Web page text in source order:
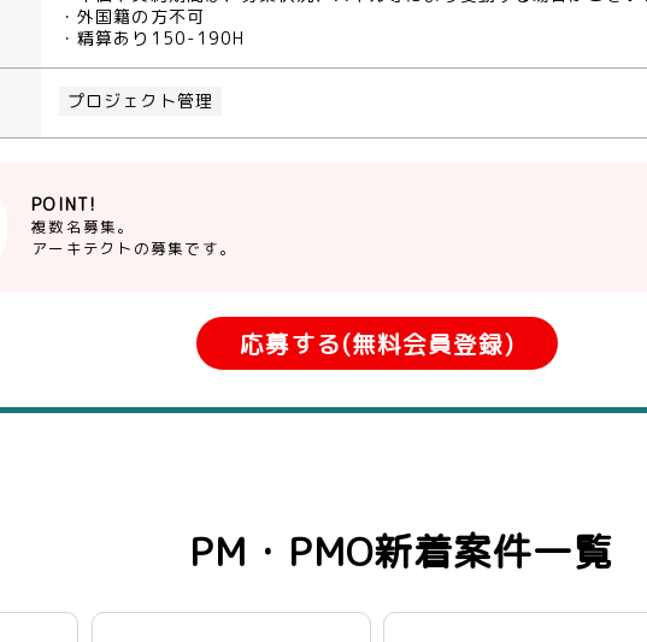
・外国籍の方不可
・精算あり150-190H
プロジェクト管理
POINT!
複数名募集。
アーキテクトの募集です。
応募する(無料会員登録)
PM・PMO新着案件一覧